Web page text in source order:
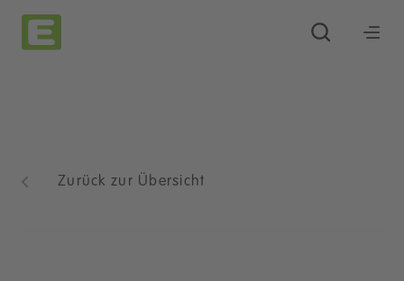
Zurück zur Übersicht